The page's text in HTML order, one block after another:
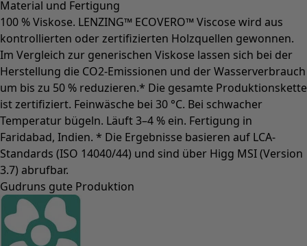
Material und Fertigung
100 % Viskose. LENZING™ ECOVERO™ Viscose wird aus
kontrollierten oder zertifizierten Holzquellen gewonnen.
Im Vergleich zur generischen Viskose lassen sich bei der
Herstellung die CO2-Emissionen und der Wasserverbrauch
um bis zu 50 % reduzieren.* Die gesamte Produktionskette
ist zertifiziert. Feinwäsche bei 30 °C. Bei schwacher
Temperatur bügeln. Läuft 3–4 % ein. Fertigung in
Faridabad, Indien. * Die Ergebnisse basieren auf LCA-
Standards (ISO 14040/44) und sind über Higg MSI (Version
3.7) abrufbar.
Gudruns gute Produktion